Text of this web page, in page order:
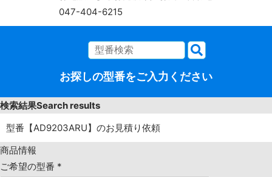
047-404-6215
お探しの型番をご入力ください
検索結果Search results
型番【AD9203ARU】のお見積り依頼
商品情報
ご希望の型番 *